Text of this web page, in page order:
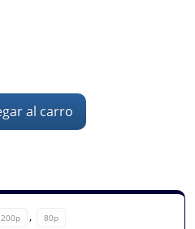
al carro
, 80p